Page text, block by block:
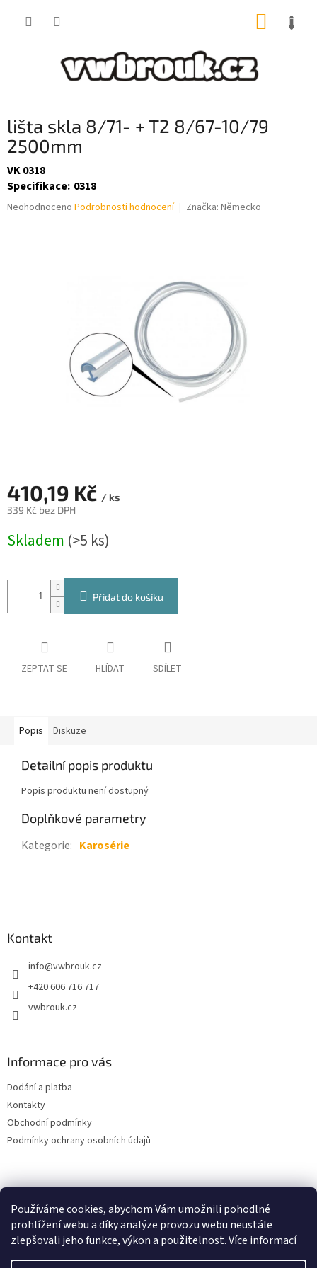
Používáme cookies, abychom Vám umožnili pohodlné
prohlížení webu a díky analýze provozu webu neustále
zlepšovali jeho funkce, výkon a použitelnost.Více informací
lišta skla 8/71- + T2 8/67-10/79
2500mm
VK 0318
Specifikace: 0318
Průměrné
Neohodnoceno Podrobnosti hodnocení Značka: Německo
410,19 Kč / ks
339 Kč bez DPH
cena:
Skladem (>5 ks)
Přidat do košíku
ZEPTAT SE HLÍDAT SDÍLET
Popis Diskuze
Detailní popis produktu
Popis produktu není dostupný
Doplňkové parametry
Kategorie: Karosérie
Kontakt
info@vwbrouk.cz
+420 606 716 717
vwbrouk.cz
Informace pro vás
Dodání a platba
Kontakty
Obchodní podmínky
Podmínky ochrany osobních údajů